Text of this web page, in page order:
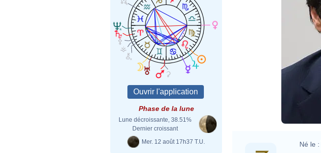
Phase de la lune
Lune décroissante, 38.51%
Dernier croissant
Mer. 12 août 17h37 T.U.
Né le :